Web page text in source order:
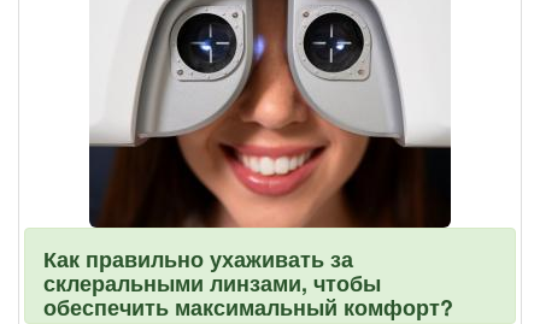
Как правильно ухаживать за
склеральными линзами, чтобы
обеспечить максимальный комфорт?